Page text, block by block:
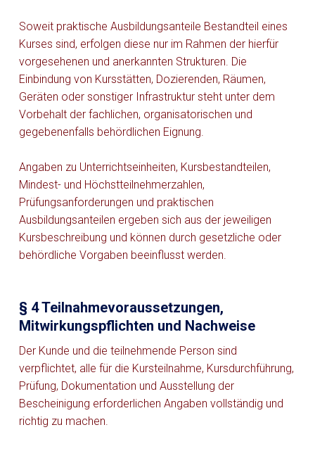
Soweit praktische Ausbildungsanteile Bestandteil eines
Kurses sind, erfolgen diese nur im Rahmen der hierfür
vorgesehenen und anerkannten Strukturen. Die
Einbindung von Kursstätten, Dozierenden, Räumen,
Geräten oder sonstiger Infrastruktur steht unter dem
Vorbehalt der fachlichen, organisatorischen und
gegebenenfalls behördlichen Eignung.
Angaben zu Unterrichtseinheiten, Kursbestandteilen,
Mindest- und Höchstteilnehmerzahlen,
Prüfungsanforderungen und praktischen
Ausbildungsanteilen ergeben sich aus der jeweiligen
Kursbeschreibung und können durch gesetzliche oder
behördliche Vorgaben beeinflusst werden.
§ 4 Teilnahmevoraussetzungen,
Mitwirkungspflichten und Nachweise
Der Kunde und die teilnehmende Person sind
verpflichtet, alle für die Kursteilnahme, Kursdurchführung,
Prüfung, Dokumentation und Ausstellung der
Bescheinigung erforderlichen Angaben vollständig und
richtig zu machen.